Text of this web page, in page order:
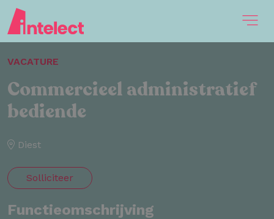
VACATURE
Commercieel administratief
bediende
Diest
Solliciteer
Functieomschrijving